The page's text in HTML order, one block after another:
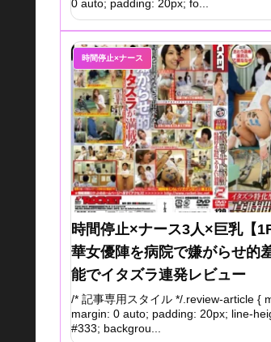
0 auto; padding: 20px; fo...
時間停止×ナース
時間停止×ナース3人×巨乳【
華女優陣を病院で嫌がらせ的
能でイタズラ連発レビュー
/* 記事専用スタイル */.review-article {
margin: 0 auto; padding: 20px; line-
#333; backgrou...